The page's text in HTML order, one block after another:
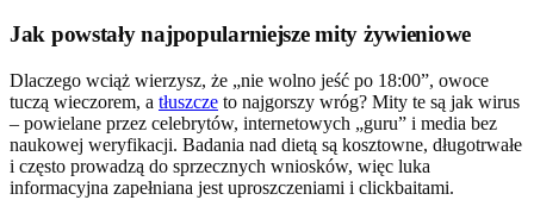
Jak powstały najpopularniejsze mity żywieniowe
Dlaczego wciąż wierzysz, że „nie wolno jeść po 18:00”, owoce
tuczą wieczorem, a tłuszcze to najgorszy wróg? Mity te są jak wirus
– powielane przez celebrytów, internetowych „guru” i media bez
naukowej weryfikacji. Badania nad dietą są kosztowne, długotrwałe
i często prowadzą do sprzecznych wniosków, więc luka
informacyjna zapełniana jest uproszczeniami i clickbaitami.